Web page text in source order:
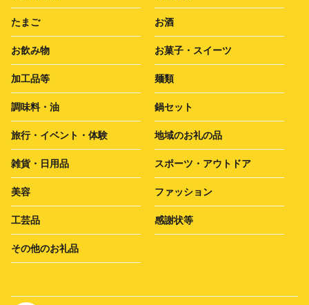
たまご お酒
お飲み物 お菓子・スイーツ
加工品等 麺類
調味料・油 鍋セット
旅行・イベント・体験 地域のお礼の品
雑貨・日用品 スポーツ・アウトドア
美容 ファッション
工芸品 感謝状等
その他のお礼品